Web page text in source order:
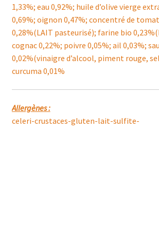
1,33%; eau 0,92%; huile d’olive vierge
0,69%; oignon 0,47%; concentré de
0,28%(LAIT pasteurisé); farine bio
cognac 0,22%; poivre 0,05%; ail 0,03%;
0,02%(vinaigre d’alcool, piment rouge,
curcuma 0,01%
Allergènes :
celeri-crustaces-gluten-lait-sulfite-